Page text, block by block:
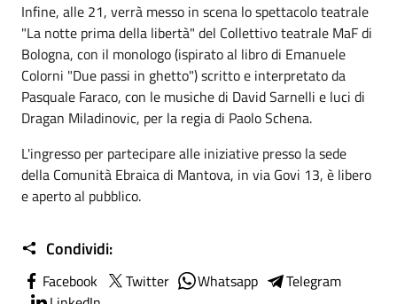
Infine, alle 21, verrà messo in scena lo spettacolo teatrale
"La notte prima della libertà" del Collettivo teatrale MaF di
Bologna, con il monologo (ispirato al libro di Emanuele
Colorni "Due passi in ghetto") scritto e interpretato da
Pasquale Faraco, con le musiche di David Sarnelli e luci di
Dragan Miladinovic, per la regia di Paolo Schena.
L'ingresso per partecipare alle iniziative presso la sede
della Comunità Ebraica di Mantova, in via Govi 13, è libero
e aperto al pubblico.
Condividi:
Facebook Twitter Whatsapp
Telegram